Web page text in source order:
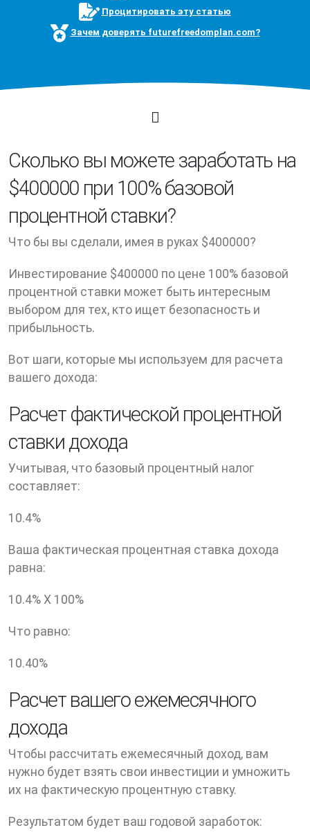
Процитировать эту статью
Зачем доверять futurefreedomplan.com?
Cколько вы можете заработать на
$400000 при 100% базовой
процентной ставки?
Что бы вы сделали, имея в руках $400000?
Инвестирование $400000 по цене 100% базовой
процентной ставки может быть интересным
выбором для тех, кто ищет безопасность и
прибыльность.
Вот шаги, которые мы используем для расчета
вашего дохода:
Расчет фактической процентной
ставки дохода
Учитывая, что базовый процентный налог
составляет:
10.4%
Ваша фактическая процентная ставка дохода
равна:
10.4% X 100%
Что равно:
10.40%
Расчет вашего ежемесячного
дохода
Чтобы рассчитать ежемесячный доход, вам
нужно будет взять свои инвестиции и умножить
их на фактическую процентную ставку.
Результатом будет ваш годовой заработок: